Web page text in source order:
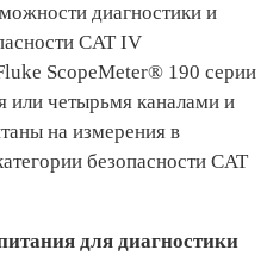
диагностики и
CAT IV
ScopeMeter® 190 серии
или четырьмя каналами и
на измерения в
безопасности CAT
для диагностики